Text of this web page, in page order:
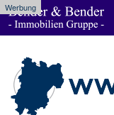
Werbung